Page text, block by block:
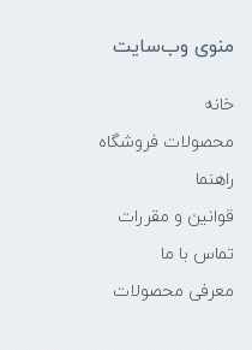
منوی وب‌سایت
خانه
محصولات فروشگاه
راهنما
قوانین و مقررات
تماس با ما
معرفی محصولات